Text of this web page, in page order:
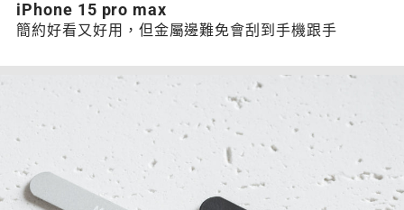
iPhone 15 pro max
簡約好看又好用，但金屬邊難免會刮到手機跟手